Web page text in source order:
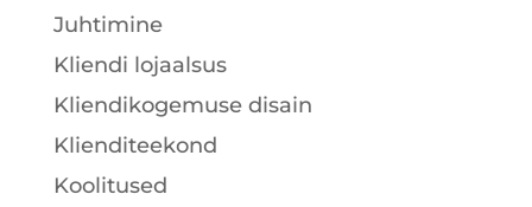
Juhtimine
Kliendi lojaalsus
Kliendikogemuse disain
Klienditeekond
Koolitused